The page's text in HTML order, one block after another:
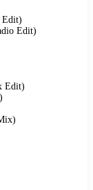
Edit)
Edit)
Edit)